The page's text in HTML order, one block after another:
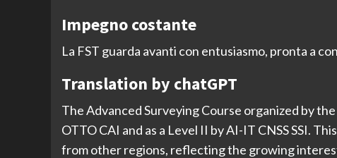
Impegno costante
La FST guarda avanti con entusiasmo, pronta a
Translation by chatGPT
The Advanced Surveying Course organized by
OTTO CAI and as a Level II by AI-IT CNSS SSI.
from other regions, reflecting the growing